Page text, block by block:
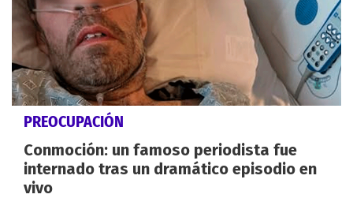
PREOCUPACIÓN
Conmoción: un famoso periodista fue
internado tras un dramático episodio en
vivo